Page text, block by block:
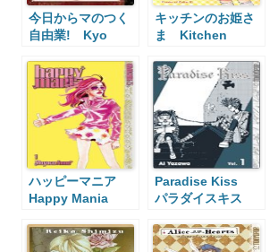
今日からマのつく
自由業! Kyo
キッチンのお姫さ
ま Kitchen
ハッピーマニア
Happy Mania
Paradise Kiss
パラダイスキス